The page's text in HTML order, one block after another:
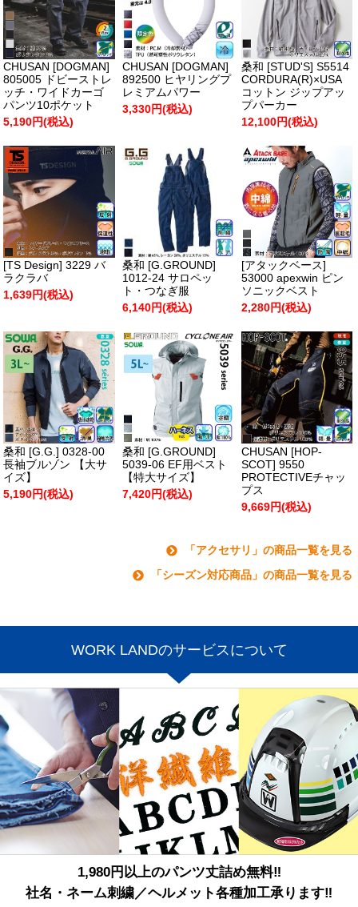
CHUSAN [DOGMAN]
805005 ドビーストレ
ッチ・ワイドカーゴ
パンツ10ポケット
5,190円(税込)
CHUSAN [DOGMAN]
892500 ヒヤリングプ
レミアムパワー
3,330円(税込)
桑和 [STUD'S] S5514
CORDURA(R)×USA
コットン ジップアッ
プパーカー
12,100円(税込)
[TS Design] 3229 バ
ラクラバ
1,639円(税込)
桑和 [G.GROUND]
1012-24 サロペッ
ト・つなぎ服
6,140円(税込)
[アタックベース]
53000 apexwin ピン
ソニックベスト
2,280円(税込)
桑和 [G.G.] 0328-00
長袖ブルゾン 【大サ
イズ】
5,190円(税込)
桑和 [G.GROUND]
5039-06 EF用ベスト
【特大サイズ】
7,420円(税込)
CHUSAN [HOP-
SCOT] 9550
PROTECTIVEチャッ
プス
9,669円(税込)
「アクセサリ」の商品一覧を見る
「シーズン対応商品」の商品一覧を見る
WORK LANDのサービスについて
1,980円以上のパンツ丈詰め無料‼
社名・ネーム刺繍／ヘルメット各種加工承ります‼